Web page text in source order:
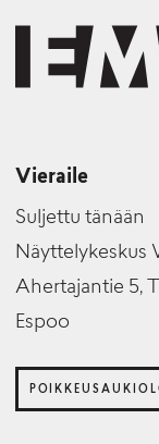
Vieraile
Suljettu tänään
Näyttelykeskus
Ahertajantie 5,
Espoo